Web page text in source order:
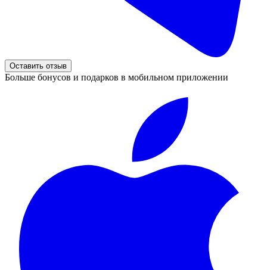
Оставить отзыв
Больше бонусов и подарков в мобильном приложении